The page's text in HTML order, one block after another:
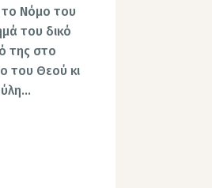
το Νόμο του
του δικό
της στο
του Θεού κι